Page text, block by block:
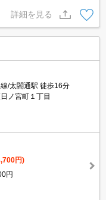
詳細を見る
/太閤通駅 徒歩16分
ノ宮町１丁目
円)
円